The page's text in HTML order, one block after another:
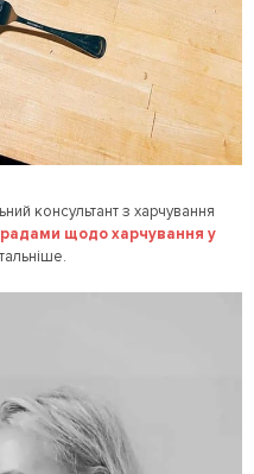
консультант з харчування
щодо харчування у